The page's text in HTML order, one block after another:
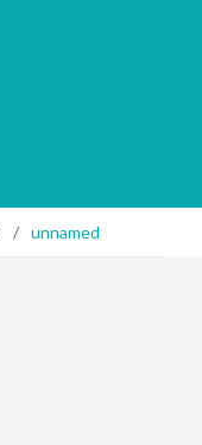
/ unnamed